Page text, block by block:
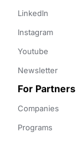
LinkedIn
Instagram
Youtube
Newsletter
For Partners
Companies
Programs